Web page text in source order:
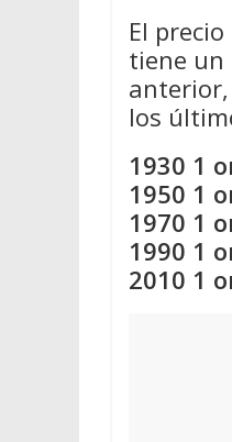
El
tiene un
anterior,
los
1930 1
1950 1
1970 1
1990 1
2010 1